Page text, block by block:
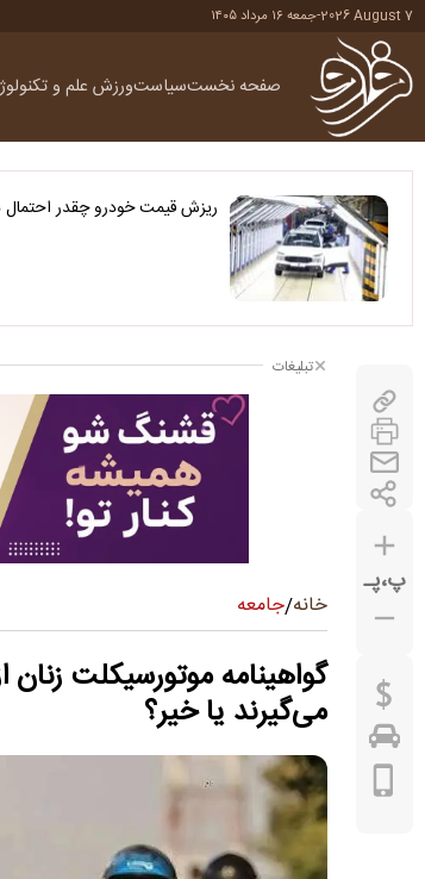
2026 August 7
-جمعه ۱۶ مرداد ۱۴۰۵
صفحه نخستسیاستورزش علم و
ریزش قیمت خودرو چقدر احتمال
پ،پـ
تبلیغات
خانه/جامعه
گواهینامه موتورسیکلت
می‌گیرند یا خیر؟